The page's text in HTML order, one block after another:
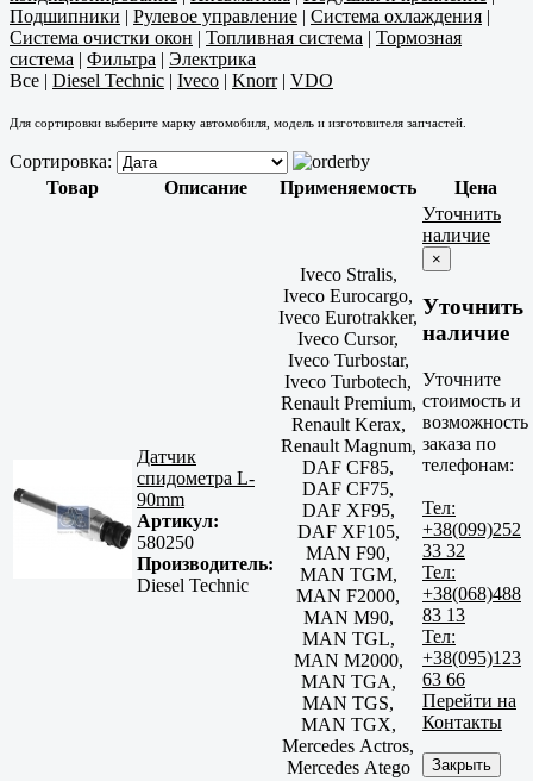
Подшипники | Рулевое управление | Система охлаждения |
Система очистки окон | Топливная система | Тормозная
система | Фильтра | Электрика
Все | Diesel Technic | Iveco | Knorr| VDO
Для сортировки выберите марку автомобиля, модель и изготовителя запчастей.
Сортировка:
Товар
Описание Применяемость Цена
Датчик
спидометра L-
90mm
Артикул:
580250
Производитель:
Diesel Technic
Iveco Stralis,
Iveco Eurocargo,
Iveco Eurotrakker,
Iveco Cursor,
Iveco Turbostar,
Iveco Turbotech,
Renault Premium,
Renault Kerax,
Renault Magnum,
DAF CF85,
DAF CF75,
DAF XF95,
DAF XF105,
MAN F90,
MAN TGM,
MAN F2000,
MAN M90,
MAN TGL,
MAN M2000,
MAN TGA,
MAN TGS,
MAN TGX,
Mercedes Actros,
Mercedes Atego
Уточнить
наличие
×
Уточнить
наличие
Уточните
стоимость и
возможность
заказа по
телефонам:
Тел:
+38(099)252
33 32
Тел:
+38(068)488
83 13
Тел:
+38(095)123
63 66
Перейти на
Контакты
Закрыть